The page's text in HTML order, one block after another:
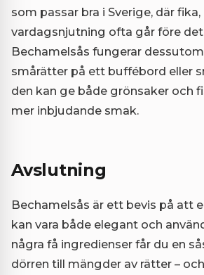
som passar bra i Sverige, där
vardagsnjutning ofta går före
Bechamelsås fungerar
smårätter på ett buffébord eller
den kan ge både grönsaker och
mer inbjudande smak.
Avslutning
Bechamelsås är ett bevis på att
kan vara både elegant och
några få ingredienser får du en
dörren till mängder av rätter –